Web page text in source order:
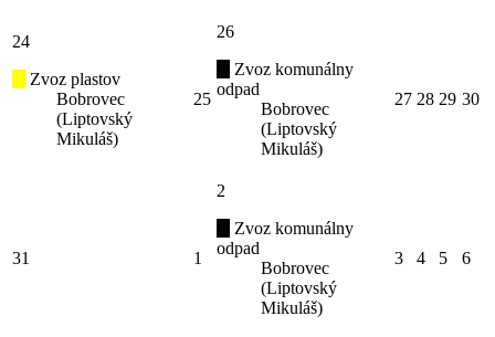
24
Zvoz plastov
Bobrovec
(Liptovský
Mikuláš)
25
26
Zvoz komunálny
odpad
Bobrovec
(Liptovský
Mikuláš)
27 28 29 30
31 1
2
Zvoz komunálny
odpad
Bobrovec
(Liptovský
Mikuláš)
3 4 5 6